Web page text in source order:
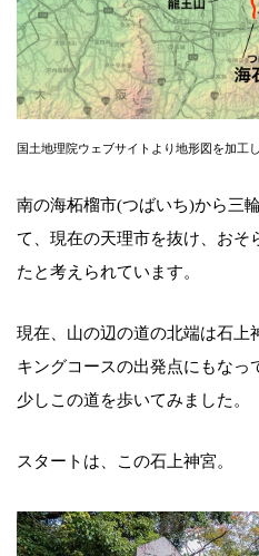
国土地理院ウェブサイトより地形図を加工
南の海柘榴市(つばいち)から三
て、現在の天理市を抜け、おそ
たと考えられています。
現在、山の辺の道の北端は石上
キングコースの出発点にもなっ
少しこの道を歩いてみました。
スタートは、この石上神宮。